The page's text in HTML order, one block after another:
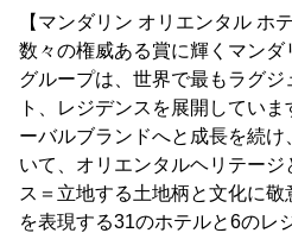
【マンダリン オリエンタル ホ
数々の権威ある賞に輝くマン
グループは、世界で最もラグ
ト、レジデンスを展開してい
ーバルブランドへと成長を続
いて、オリエンタルヘリテージ
ス＝立地する土地柄と文化に敬
を表現する31のホテルと6のレ